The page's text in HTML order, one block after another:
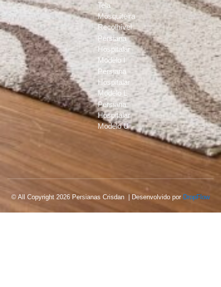
Tela
Mosquiteira
Recolhível
Persiana
Hospitalar
Modelo I
Persiana
Hospitalar
Modelo L
Persiana
Hospitalar
Modelo U
© All Copyright 2026 Persianas Crisdan | Desenvolvido por DropFlow